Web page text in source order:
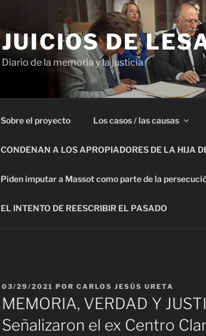
JUICIOS DE
Diario de la memoria y la justicia
Sobre el proyecto Los casos / las causas
CONDENAN A LOS APROPIADORES DE LA HIJA
Piden imputar a Massot como parte de la
EL INTENTO DE REESCRIBIR EL PASADO
PUBLICADO
EL
03/29/2021 POR CARLOS JESÚS URETA
MEMORIA, VERDAD Y
Señalizaron el ex Centro